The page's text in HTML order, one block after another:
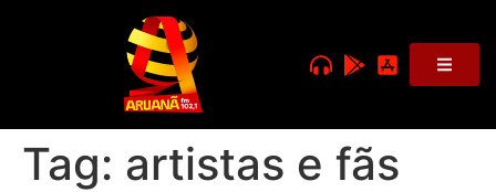
Tag: artistas e fãs